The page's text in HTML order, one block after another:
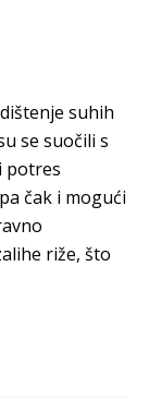
suhih
se suočili s
potres
čak i mogući
riže, što